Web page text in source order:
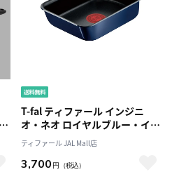
T-fal ティファール インジニ
オ・ネオ ロイヤルブルー・イン
テンス エッグロースター
L43718 ガス火専用
ティファール JAL Mall店
3,700 円 （税込）